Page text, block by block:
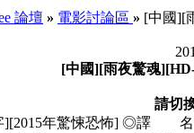
論壇 » 電影討論區 » [中國][
[中國][雨夜驚魂
請切
中字][2015年驚悚恐怖